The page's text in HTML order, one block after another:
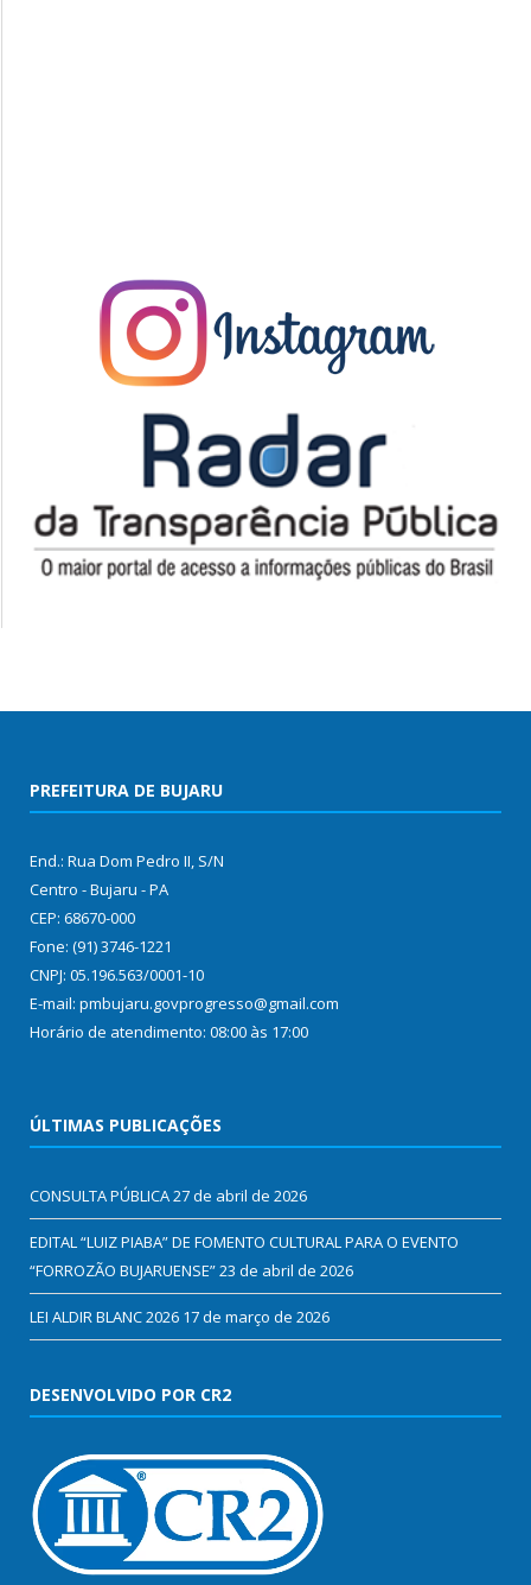
PREFEITURA DE BUJARU
End.: Rua Dom Pedro II, S/N
Centro - Bujaru - PA
CEP: 68670-000
Fone: (91) 3746-1221
CNPJ: 05.196.563/0001-10
E-mail: pmbujaru.govprogresso@gmail.com
Horário de atendimento: 08:00 às 17:00
ÚLTIMAS PUBLICAÇÕES
CONSULTA PÚBLICA27 de abril de 2026
EDITAL “LUIZ PIABA” DE FOMENTO CULTURAL PARA O EVENTO
“FORROZÃO BUJARUENSE”23 de abril de 2026
LEI ALDIR BLANC 2026 17 de março de 2026
DESENVOLVIDO POR CR2